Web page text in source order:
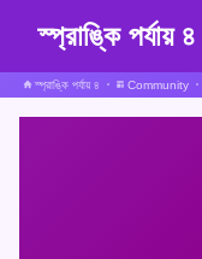
স্প্রাঙ্কি পর্যায় ৪
স্প্রাঙ্কি পর্যায় ৪ Community